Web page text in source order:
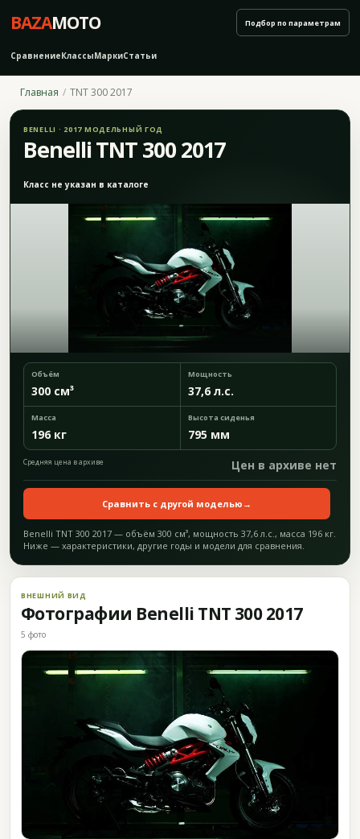
BAZAMOTO
СравнениеКлассыМаркиСтатьи
Подбор по параметрам
Главная TNT 300 2017
BENELLI · 2017 МОДЕЛЬНЫЙ ГОД
Benelli TNT 300 2017
Класс не указан в каталоге
Объём
300 см³
Мощность
37,6 л.с.
Масса
196 кг
Высота сиденья
795 мм
Средняя цена в архиве Цен в архиве нет
Сравнить с другой моделью →
Benelli TNT 300 2017 — объём 300 см³, мощность 37,6 л.с., масса 196 кг.
Ниже — характеристики, другие годы и модели для сравнения.
ВНЕШНИЙ ВИД
Фотографии Benelli TNT 300 2017
5 фото